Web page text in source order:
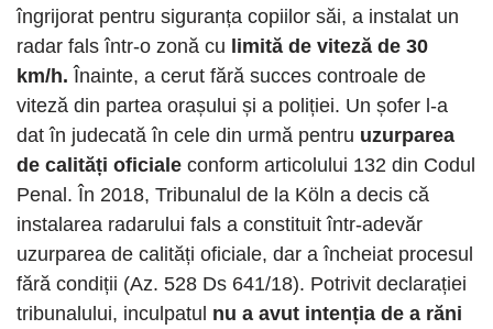
îngrijorat pentru siguranța copiilor săi, a instalat un
radar fals într-o zonă cu limită de viteză de 30
km/h.Înainte, a cerut fără succes controale de
viteză din partea orașului și a poliției. Un șofer l-a
dat în judecată în cele din urmă pentru uzurparea
de calități oficiale conform articolului 132 din Codul
Penal. În 2018, Tribunalul de la Köln a decis că
instalarea radarului fals a constituit într-adevăr
uzurparea de calități oficiale, dar a încheiat procesul
fără condiții (Az. 528 Ds 641/18). Potrivit declarației
tribunalului, inculpatul nu a avut intenția de a răni